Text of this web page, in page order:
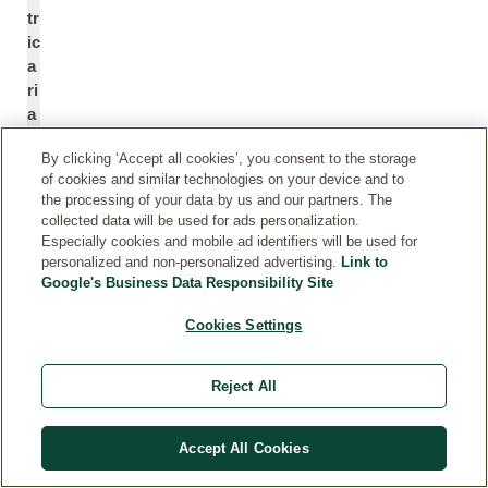
tr
ic
a
ri
a
By clicking ‘Accept all cookies’, you consent to the storage
of cookies and similar technologies on your device and to
the processing of your data by us and our partners. The
collected data will be used for ads personalization.
Especially cookies and mobile ad identifiers will be used for
personalized and non-personalized advertising. Link to
Google's Business Data Responsibility Site
Cookies Settings
Reject All
Accept All Cookies